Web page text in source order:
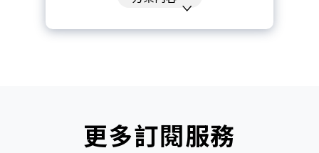
訂閱專屬電子報：國際、金融、科
更多訂閱服務